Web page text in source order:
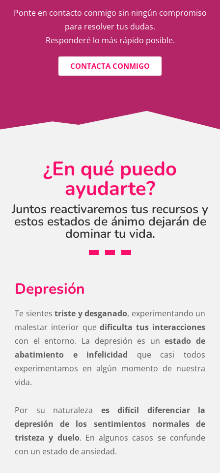
Ponte en contacto conmigo sin ningún compromiso
para resolver tus dudas.
Responderé lo más rápido posible.
CONTACTA CONMIGO
¿En qué puedo
ayudarte?
Juntos reactivaremos tus recursos y
estos estados de ánimo dejarán de
dominar tu vida.
Depresión
Te sientes triste y desganado, experimentando un
malestar interior quedificulta tus interacciones
con el entorno. La depresión es unestado de
abatimiento e infelicidad que casi todos
experimentamos en algún momento de nuestra
vida.
Por su naturaleza es difícil diferenciar la
depresión de los sentimientos normales de
tristeza y duelo. En algunos casos se confunde
con un estado de ansiedad.